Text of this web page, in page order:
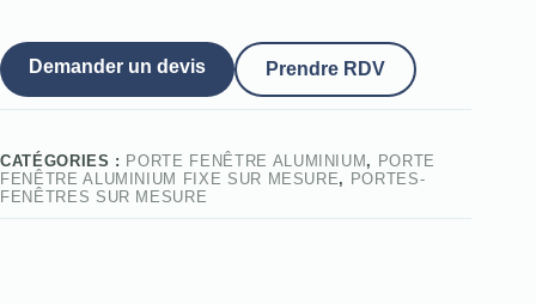
Demander un devis Prendre RDV
CATÉGORIES : PORTE FENÊTRE ALUMINIUM , PORTE
FENÊTRE ALUMINIUM FIXE SUR MESURE, PORTES-
FENÊTRES SUR MESURE